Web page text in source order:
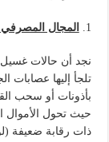
المجال
نجد أن حالات غسيل
تلجأ إليها عصابات
بأذونات أو سحب
حيث تحول
ذات رقابة ضعيفة